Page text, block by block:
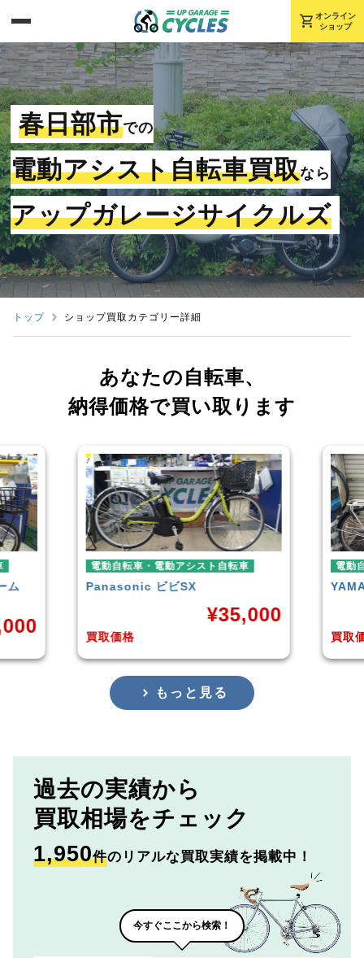
shopping_cart オンライン
ショップ
春日部市での
電動アシスト自転車買取なら
アップガレージサイクルズ
トップ ショップ買取カテゴリー詳細
あなたの自転車、
納得価格で買い取ります
電動自転車・電動アシスト自転車
YAMAHA PAS With
買取価格
¥38,929
電
買
もっと見る
過去の実績から
買取相場をチェック
1,950件のリアルな買取実績を掲載中！
今すぐここから検索！